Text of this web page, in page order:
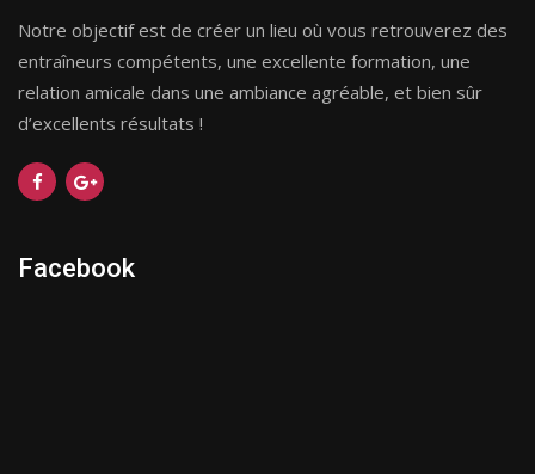
Notre objectif est de créer un lieu où vous retrouverez des
entraîneurs compétents, une excellente formation, une
relation amicale dans une ambiance agréable, et bien sûr
d’excellents résultats !
Facebook